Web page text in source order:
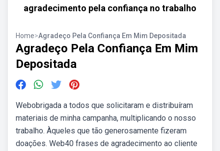
agradecimento pela confiança no trabalho
Home>Agradeço Pela Confiança Em Mim Depositada
Agradeço Pela Confiança Em Mim
Depositada
Webobrigada a todos que solicitaram e distribuíram
materiais de minha campanha, multiplicando o nosso
trabalho. Àqueles que tão generosamente fizeram
doações. Web40 frases de agradecimento ao cliente